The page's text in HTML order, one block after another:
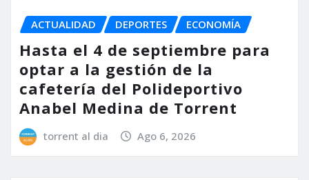
ACTUALIDAD DEPORTES ECONOMÍA
Hasta el 4 de septiembre para
optar a la gestión de la
cafetería del Polideportivo
Anabel Medina de Torrent
torrent al dia Ago 6, 2026